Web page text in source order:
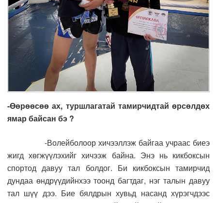
-Өөрөөсөө ах, туршлагатай тамирчидтай өрсөлдөх
ямар байсан бэ ?
-Волейболоор хичээллэж байгаа учраас биеэ
жигд хөгжүүлэхийг хичээж байна. Энэ нь кикбоксын
спортод давуу тал болдог. Би кикбоксын тамирчид
дундаа өндрүүдийнхээ тоонд багтдаг, нэг талын давуу
тал шүү дээ. Бие бялдрын хувьд насанд хүрэгчдээс